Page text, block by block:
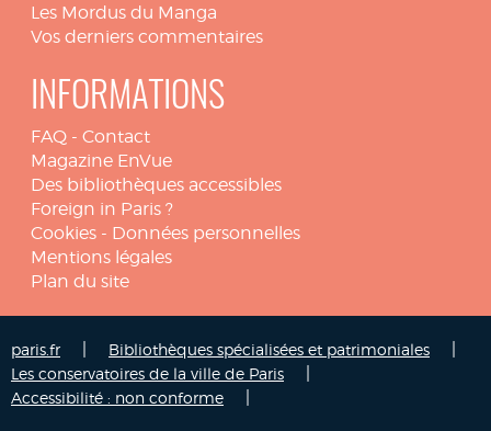
Les Mordus du Manga
Vos derniers commentaires
INFORMATIONS
FAQ - Contact
Magazine EnVue
Des bibliothèques accessibles
Foreign in Paris ?
Cookies - Données personnelles
Mentions légales
Plan du site
paris.fr Bibliothèques spécialisées et patrimoniales
Les conservatoires de la ville de Paris
Accessibilité : non conforme